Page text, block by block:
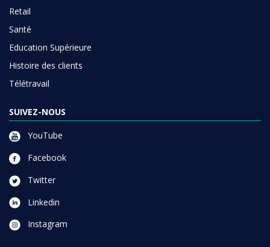
Retail
Santé
Education Supérieure
Histoire des clients
Télétravail
SUIVEZ-NOUS
YouTube
Facebook
Twitter
Linkedin
Instagram